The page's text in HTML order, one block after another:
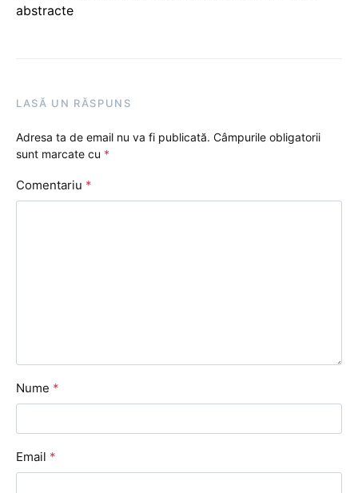
abstracte
LASĂ UN RĂSPUNS
Adresa ta de email nu va fi publicată. Câmpurile obligatorii
sunt marcate cu *
Comentariu *
Nume *
Email *